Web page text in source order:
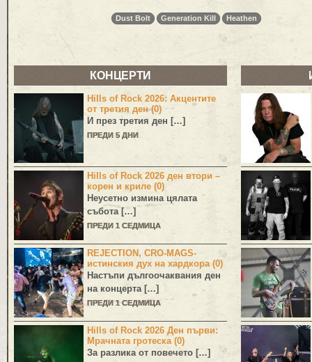
Dust Bolt Generation Kill Heathen
КОНЦЕРТИ
Hills of Rock 2026: Акцентите
от третия ден (0)
И през третия ден […]
ПРЕДИ 5 ДНИ
Hills of Rock 2026 ден втори –
корен и криле (0)
Неусетно измина цялата
събота […]
ПРЕДИ 1 СЕДМИЦА
REJECTION, CRO-MAGS-
истинския дух на хардкора (0)
Настъпи дългоочаквания ден
на концерта […]
ПРЕДИ 1 СЕДМИЦА
Hills of Rock 2026 Ден първи:
Мрачната гротеска (0)
За разлика от повечето […]